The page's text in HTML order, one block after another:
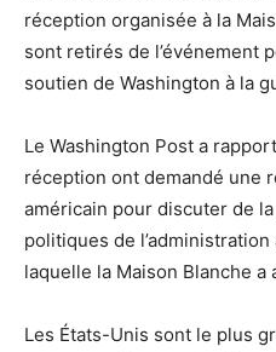
réception organisée à la
sont retirés de l’événement
soutien de Washington à la
Le Washington Post a
réception ont demandé une
américain pour discuter de
politiques de
laquelle la Maison Blanche a
Les États-Unis sont le plus